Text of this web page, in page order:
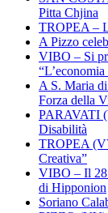
Pitta Chjina
TROPEA –
A Pizzo
VIBO – Si
A S. Maria
Forza della
PARAVATI
Disabilità
TROPEA
Creativa”
VIBO – Il 28
di Hipponion
Soriano